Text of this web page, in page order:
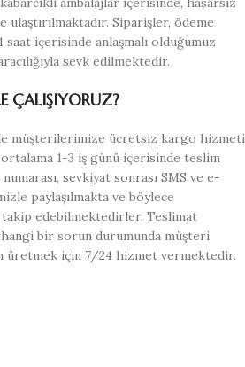
Siparişler, ödeme
saat içerisinde anlaşmalı olduğumuz
sevk edilmektedir.
ÇALIŞIYORUZ?
müşterilerimize ücretsiz kargo hizmeti
1-3 iş günü içerisinde teslim
sevkiyat sonrası SMS ve e-
paylaşılmakta ve böylece
edebilmektedirler. Teslimat
bir sorun durumunda müşteri
üretmek için 7/24 hizmet vermektedir.